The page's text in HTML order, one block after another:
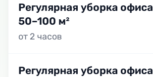
Регулярная уборка офиса
50–100 м²
от 2 часов
Регулярная уборка офиса